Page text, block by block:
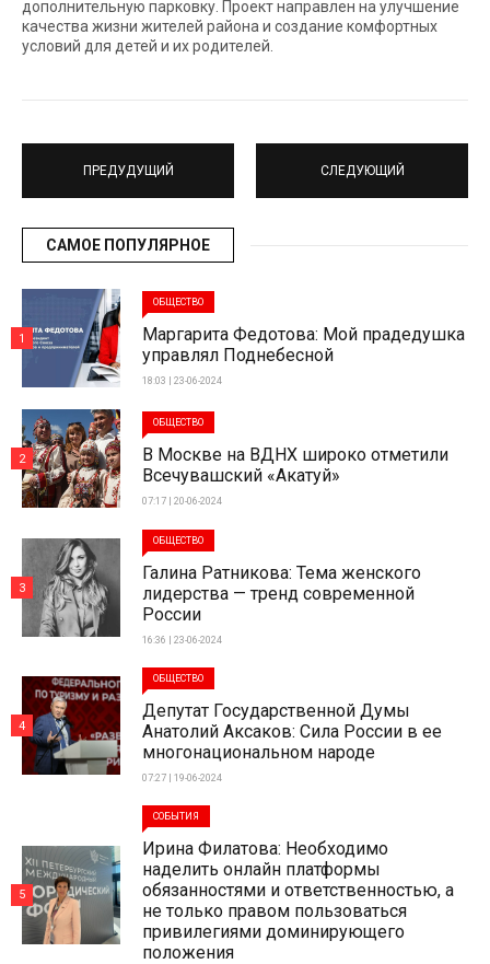
дополнительную парковку. Проект направлен на улучшение
качества жизни жителей района и создание комфортных
условий для детей и их родителей.
ПРЕДУДУЩИЙ СЛЕДУЮЩИЙ
САМОЕ ПОПУЛЯРНОЕ
ОБЩЕСТВО
Маргарита Федотова: Мой прадедушка
управлял Поднебесной
18:03 | 23-06-2024
1
ОБЩЕСТВО
В Москве на ВДНХ широко отметили
Всечувашский «Акатуй»
07:17 | 20-06-2024
2
ОБЩЕСТВО
Галина Ратникова: Тема женского
лидерства — тренд современной
России
16:36 | 23-06-2024
3
ОБЩЕСТВО
Депутат Государственной Думы
Анатолий Аксаков: Сила России в ее
многонациональном народе
07:27 | 19-06-2024
4
СОБЫТИЯ
Ирина Филатова: Необходимо
наделить онлайн платформы
обязанностями и ответственностью, а
не только правом пользоваться
привилегиями доминирующего
положения
5